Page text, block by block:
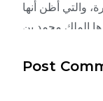
والتي أظن أنها
خطة 2030 التي أقرها الملك محمد بن
Post